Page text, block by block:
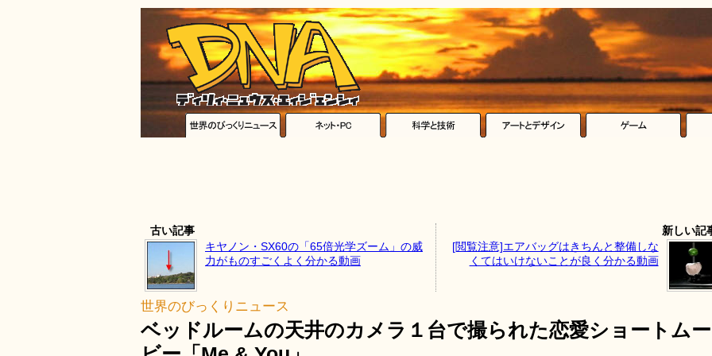
古い記事
キヤノン・SX60の「65倍光学ズーム」の威
力がものすごくよく分かる動画
新しい記
[閲覧注意]エアバッグはきちんと整備しな
くてはいけないことが良く分かる動画
世界のびっくりニュース
ベッドルームの天井のカメラ１台で撮られた恋愛ショートムー